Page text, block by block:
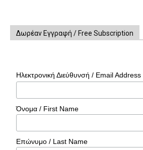
Δωρέαν Εγγραφή / Free Subscription
Ηλεκτρονική Διεύθυνσή / Email Address
Όνομα / First Name
Επώνυμο / Last Name